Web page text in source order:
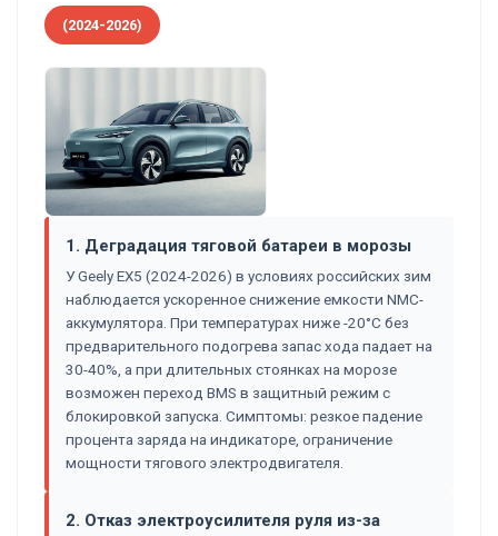
(2024-2026)
1. Деградация тяговой батареи в морозы
У Geely EX5 (2024-2026) в условиях российских зим
наблюдается ускоренное снижение емкости NMC-
аккумулятора. При температурах ниже -20°C без
предварительного подогрева запас хода падает на
30-40%, а при длительных стоянках на морозе
возможен переход BMS в защитный режим с
блокировкой запуска. Симптомы: резкое падение
процента заряда на индикаторе, ограничение
мощности тягового электродвигателя.
2. Отказ электроусилителя руля из-за